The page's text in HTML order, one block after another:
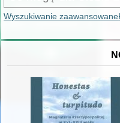
Wyszukiwanie zaawansowane